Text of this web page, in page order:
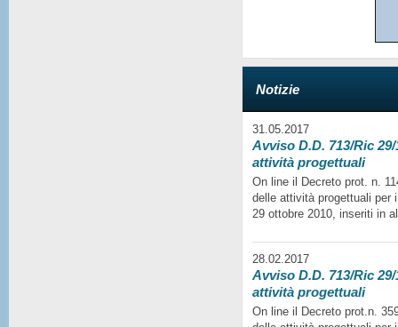
Notizie
31.05.2017
Avviso D.D. 713/Ric
attività progettuali
On line il Decreto prot. n.
delle attività progettuali per
29 ottobre 2010, inseriti in
28.02.2017
Avviso D.D. 713/Ric
attività progettuali
On line il Decreto prot.n.